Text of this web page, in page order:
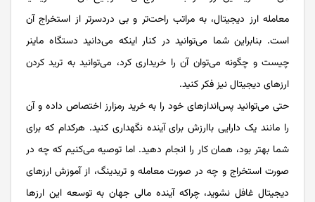
معامله ارز دیجیتال، به مراتب راحت‌تر و بی دردسرتر از استخراج آن
است. بنابراین شما می‌توانید در کنار اینکه می‌دانید دستگاه ماینر
چیست و چگونه می‌توان آن را خریداری کرد، می‌توانید به ترید کردن
ارزهای دیجیتال نیز فکر کنید.
حتی می‌توانید پس‌اندازهای خود را به خرید رمزارز اختصاص داده و آن
را مانند یک دارایی باارزش برای آینده نگهداری کنید. هرکدام که برای
شما بهتر بود، همان کار را انجام دهید. اما توصیه می‌کنیم که چه در
صورت استخراج و چه در صورت معامله و تریدینگ، از آموزش ارزهای
دیجیتال غافل نشوید، چراکه آینده مالی جهان به توسعه این ارزها